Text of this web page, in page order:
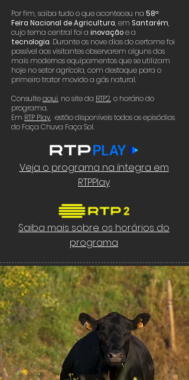
Por fim, saiba tudo o que aconteceu na 58ª
Feira Nacional de Agricultura, em Santarém,
cujo tema central foi a inovaçãoe a
tecnologia. Durante os nove dias do certame foi
possível aos visitantes observarem alguns dos
mais modernos equipamentos que se utilizam
hoje no setor agrícola, com destaque para o
primeiro trator movido a gás natural.
Consulteaqui, no site da RTP2, o horário do
programa.
Em RTP Play, estão disponíveis todos os episódios
do Faça Chuva Faça Sol.
Veja o programa na íntegra em
RTPPlay
Saiba mais sobre os horários do
programa